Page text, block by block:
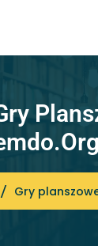
Gry